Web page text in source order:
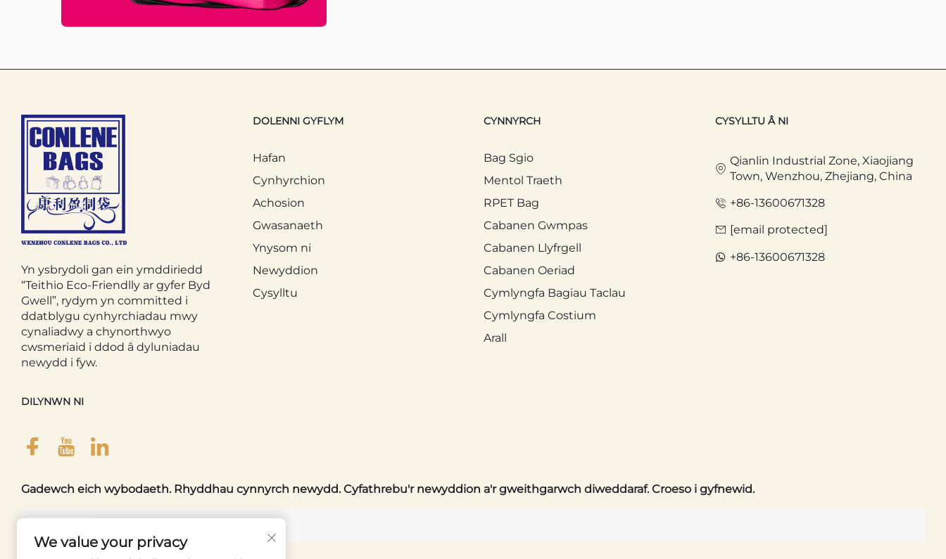
Yn ysbrydoli gan ein ymddiriedd
“Teithio Eco-Friendlly ar gyfer Byd
Gwell”, rydym yn committed i
ddatblygu cynhyrchiadau mwy
cynaliadwy a chynorthwyo
cwsmeriaid i ddod â dyluniadau
newydd i fyw.
DOLENNI GYFLYM
Hafan
Cynhyrchion
Achosion
Gwasanaeth
Ynysom ni
Newyddion
Cysylltu
CYNNYRCH
Bag Sgio
Mentol Traeth
RPET Bag
Cabanen Gwmpas
Cabanen Llyfrgell
Cabanen Oeriad
Cymlyngfa Bagiau Taclau
Cymlyngfa Costium
Arall
CYSYLLTU Â NI
Qianlin Industrial Zone, Xiaojiang
Town, Wenzhou, Zhejiang, China
+86-13600671328
[email protected]
+86-13600671328
DILYNWN NI
Gadewch eich wybodaeth. Rhyddhau cynnyrch newydd. Cyfathrebu'r newyddion a'r gweithgarwch diweddaraf. Croeso i gyfnewid.
We value your privacy